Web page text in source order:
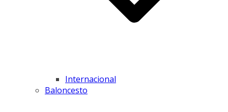
Internacional
Baloncesto